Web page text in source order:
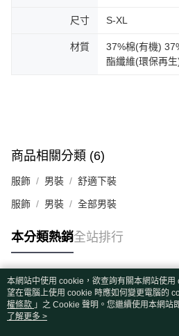
尺寸 S-XL
材質
37%棉(有機)
酯纖維(環保再
商品相關分類 (6)
服飾 男裝 舒適下裝
服飾 男裝 全部男裝
本分類熱銷全站排行
熱門標籤
本網站中使用 cookie，欲查詢有關本網站使
望在電腦上使用 cookie 時應如何變更電腦的
權條款 」之 Cookie 聲明。您繼續使用本網站
用條款之 Cookie 聲明使用 cookie。
了解更多 >